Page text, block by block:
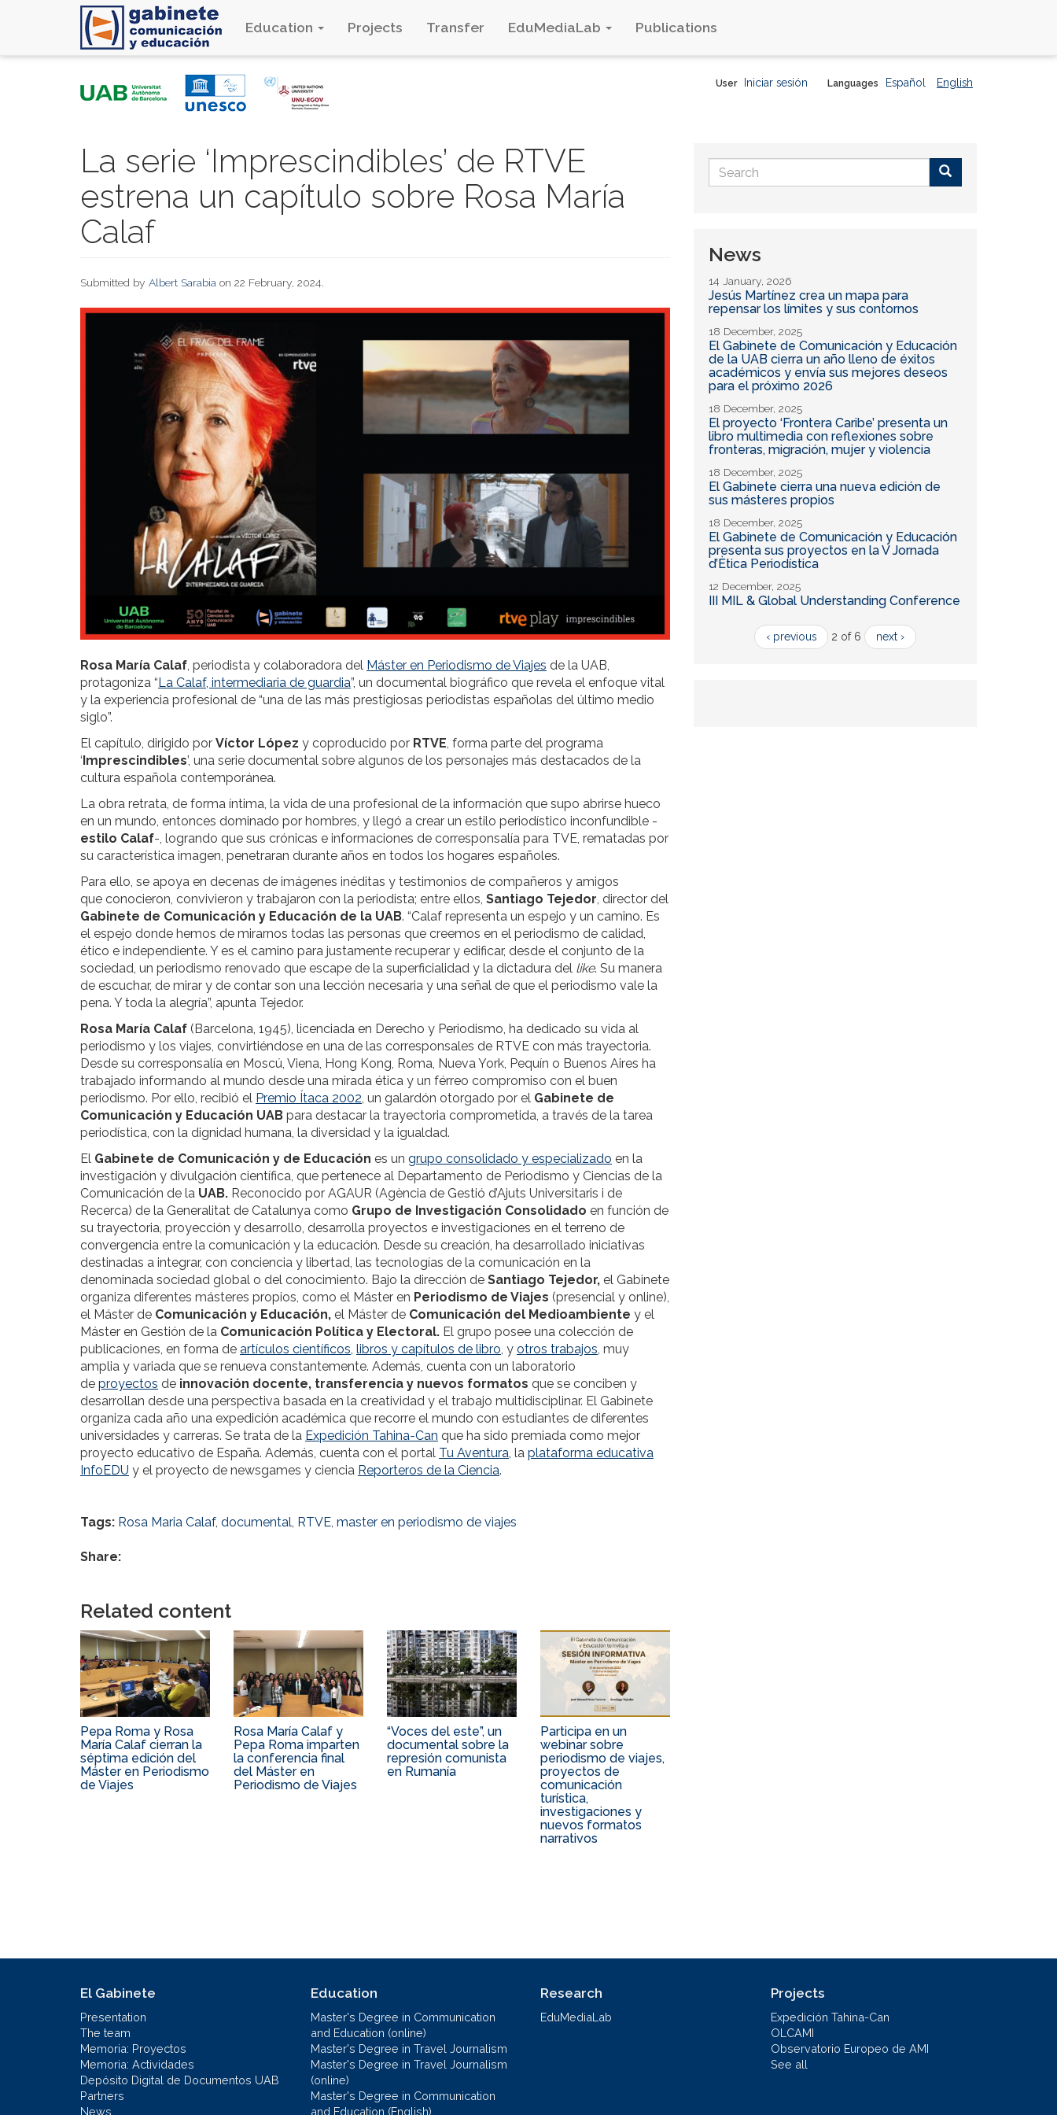
Education Projects Transfer EduMediaLab Publications
Languages Español English
User Iniciar sesión
La serie ‘Imprescindibles’ de RTVE
estrena un capítulo sobre Rosa María
Calaf
Submitted by Albert Sarabia on 22 February, 2024.
Rosa María Calaf, periodista y colaboradora del Máster en Periodismo de Viajes de la UAB,
protagoniza “La Calaf, intermediaria de guardia”, un documental biográfico que revela el enfoque vital
y la experiencia profesional de “una de las más prestigiosas periodistas españolas del último medio
siglo”.
El capítulo, dirigido por Víctor López y coproducido por RTVE, forma parte del programa
‘Imprescindibles’, una serie documental sobre algunos de los personajes más destacados de la
cultura española contemporánea.
La obra retrata, de forma íntima, la vida de una profesional de la información que supo abrirse hueco
en un mundo, entonces dominado por hombres, y llegó a crear un estilo periodístico inconfundible -
estilo Calaf-, logrando que sus crónicas e informaciones de corresponsalía para TVE, rematadas por
su característica imagen, penetraran durante años en todos los hogares españoles.
Para ello, se apoya en decenas de imágenes inéditas y testimonios de compañeros y amigos
que conocieron, convivieron y trabajaron con la periodista; entre ellos, Santiago Tejedor, director del
Gabinete de Comunicación y Educación de la UAB. “Calaf representa un espejo y un camino. Es
el espejo donde hemos de mirarnos todas las personas que creemos en el periodismo de calidad,
ético e independiente. Y es el camino para justamente recuperar y edificar, desde el conjunto de la
sociedad, un periodismo renovado que escape de la superficialidad y la dictadura del like. Su manera
de escuchar, de mirar y de contar son una lección necesaria y una señal de que el periodismo vale la
pena. Y toda la alegría”, apunta Tejedor.
Rosa María Calaf (Barcelona, 1945), licenciada en Derecho y Periodismo, ha dedicado su vida al
periodismo y los viajes, convirtiéndose en una de las corresponsales de RTVE con más trayectoria.
Desde su corresponsalía en Moscú, Viena, Hong Kong, Roma, Nueva York, Pequín o Buenos Aires ha
trabajado informando al mundo desde una mirada ética y un férreo compromiso con el buen
periodismo. Por ello, recibió el Premio Ítaca 2002, un galardón otorgado por el Gabinete de
Comunicación y Educación UAB para destacar la trayectoria comprometida, a través de la tarea
periodística, con la dignidad humana, la diversidad y la igualdad.
El Gabinete de Comunicación y de Educación es un grupo consolidado y especializado en la
investigación y divulgación científica, que pertenece al Departamento de Periodismo y Ciencias de la
Comunicación de la UAB. Reconocido por AGAUR (Agència de Gestió d’Ajuts Universitaris i de
Recerca) de la Generalitat de Catalunya como Grupo de Investigación Consolidado en función de
su trayectoria, proyección y desarrollo, desarrolla proyectos e investigaciones en el terreno de
convergencia entre la comunicación y la educación. Desde su creación, ha desarrollado iniciativas
destinadas a integrar, con conciencia y libertad, las tecnologías de la comunicación en la
denominada sociedad global o del conocimiento. Bajo la dirección de Santiago Tejedor, el Gabinete
organiza diferentes másteres propios, como el Máster en Periodismo de Viajes (presencial y online),
el Máster de Comunicación y Educación, el Máster de Comunicación del Medioambiente y el
Máster en Gestión de la Comunicación Política y Electoral. El grupo posee una colección de
publicaciones, en forma de artículos científicos, libros y capítulos de libro, y otros trabajos, muy
amplia y variada que se renueva constantemente. Además, cuenta con un laboratorio
de proyectos de innovación docente, transferencia y nuevos formatos que se conciben y
desarrollan desde una perspectiva basada en la creatividad y el trabajo multidisciplinar. El Gabinete
organiza cada año una expedición académica que recorre el mundo con estudiantes de diferentes
universidades y carreras. Se trata de la Expedición Tahina-Can que ha sido premiada como mejor
proyecto educativo de España. Además, cuenta con el portal Tu Aventura, la plataforma educativa
InfoEDU y el proyecto de newsgames y ciencia Reporteros de la Ciencia.
Tags: Rosa Maria Calaf, documental, RTVE, master en periodismo de viajes
Share:
Related content
Pepa Roma y Rosa
María Calaf cierran la
séptima edición del
Máster en Periodismo
de Viajes
Rosa María Calaf y
Pepa Roma imparten
la conferencia final
del Máster en
Periodismo de Viajes
“Voces del este”, un
documental sobre la
represión comunista
en Rumanía
Participa en un
webinar sobre
periodismo de viajes,
proyectos de
comunicación
turística,
investigaciones y
nuevos formatos
narrativos
Search
form
News
14 January, 2026
Jesús Martínez crea un mapa para
repensar los límites y sus contornos
18 December, 2025
El Gabinete de Comunicación y Educación
de la UAB cierra un año lleno de éxitos
académicos y envía sus mejores deseos
para el próximo 2026
18 December, 2025
El proyecto ‘Frontera Caribe’ presenta un
libro multimedia con reflexiones sobre
fronteras, migración, mujer y violencia
18 December, 2025
El Gabinete cierra una nueva edición de
sus másteres propios
18 December, 2025
El Gabinete de Comunicación y Educación
presenta sus proyectos en la V Jornada
d’Ètica Periodística
12 December, 2025
III MIL & Global Understanding Conference
‹ previous 2 of 6 next ›
El Gabinete
Presentation
The team
Memoria: Proyectos
Memoria: Actividades
Depósito Digital de Documentos UAB
Partners
News
Education
Master's Degree in Communication
and Education (online)
Master's Degree in Travel Journalism
Master's Degree in Travel Journalism
(online)
Master's Degree in Communication
and Education (English)
Research
EduMediaLab
Projects
Expedición Tahina-Can
OLCAMI
Observatorio Europeo de AMI
See all